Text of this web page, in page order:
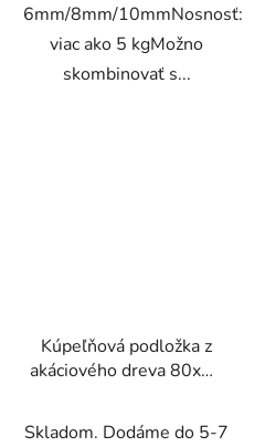
6mm/8mm/10mmNosnosť:
viac ako 5 kgMožno
skombinovať s...
Kúpeľňová podložka z
akáciového dreva 80x50
Skladom. Dodáme do 5-7